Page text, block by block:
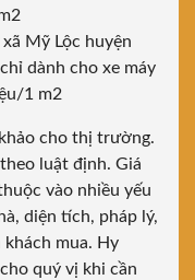
Mỹ Lộc huyện
dành cho xe máy
1 m2
cho thị trường.
luật định. Giá
vào nhiều yếu
diện tích, pháp lý,
mua. Hy
quý vị khi cần